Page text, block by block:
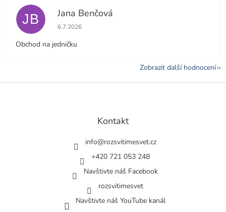
JB Jana Benčová
Hodnocení obchodu je 5 z 5 hvězdiček.
6.7.2026
Obchod na jedničku
Zobrazit další hodnocení
Z
Kontakt
info@rozsvitimesvet.cz
+420 721 053 248
Navštivte náš Facebook
rozsvitimesvet
Navštivte náš YouTube kanál